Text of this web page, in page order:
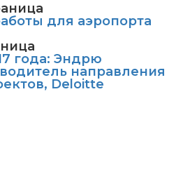
для аэропорта
года: Эндрю
направления
Deloitte